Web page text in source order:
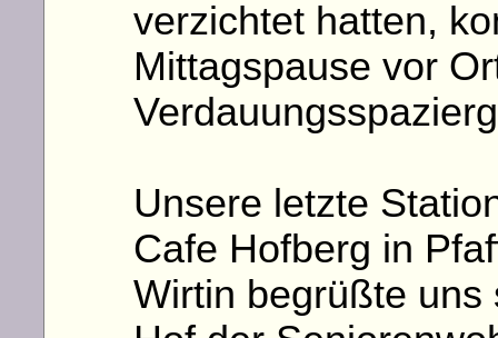
verzichtet hatten,
Mittagspause vor
Unsere letzte
Cafe Hofberg in
Wirtin begrüßte uns